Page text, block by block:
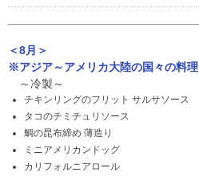
＜8月＞
※アジア～アメリカ大陸の国々の料理
～冷製～
チキンリングのフリット サルサソース
タコのチミチュリソース
鯛の昆布締め 薄造り
ミニアメリカンドッグ
カリフォルニアロール